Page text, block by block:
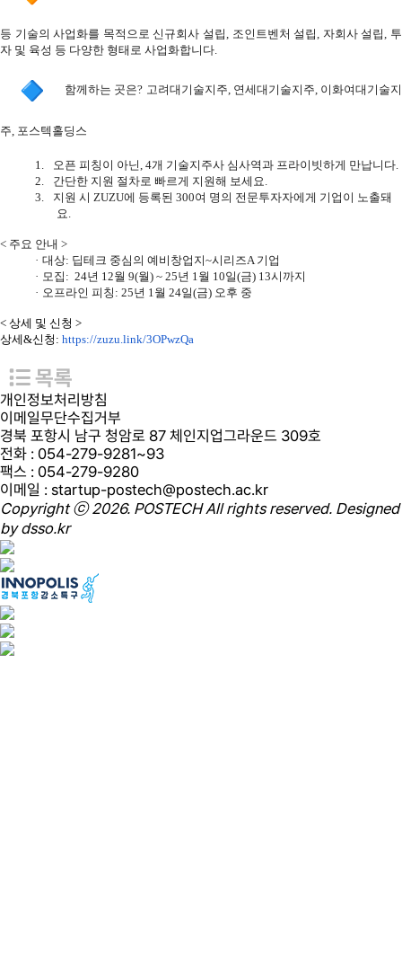
등 기술의 사업화를 목적으로 신규회사 설립 조인트벤처 설립 자회사 설립
투
자 및 육성 등 다양한 형태로 사업화합니다
함께하는 곳은? 고려대기술지주, 연세대기술지주, 이화여대기술지
주 포스텍홀딩스
1. 오픈 피칭이 아닌 , 4개 기술지주사 심사역과 프라이빗하게 만납니다
2.
간단한 지원 절차로 빠르게 지원해 보세요
3.
지원 시 ZUZU에 등록된 300여 명의 전문투자자에게 기업이 노출돼
요
< 주요 안내 >
· 대상: 딥테크 중심의 예비창업지~시리즈A 기업
· 모집 : 24년 12월 9(월) ~ 25년 1 월 10일(금) 13시까지
· 오프라인 피칭 : 25년 1 월 24일(금) 오후 중
< 상세 및 신청 >
상세&신청 : https://zuzu.link/3OPwzQa
목록
개인정보처리방침
이메일무단수집거부
경북 포항시 남구 청암로 87 체인지업그라운드 309호
전화 : 054-279-9281~93
팩스 : 054-279-9280
이메일 : startup-postech@postech.ac.kr
Copyright ⓒ 2026. POSTECH All rights reserved. Designed
bydsso.kr